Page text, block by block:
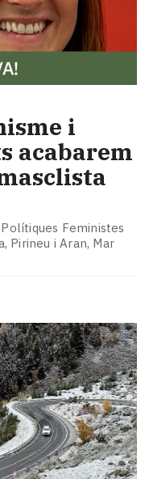
i
acabarem
Feministes
Pirineu i Aran, Mar